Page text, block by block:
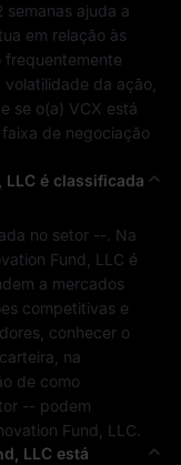
semanas ajuda a
em relação às
frequentemente
da ação,
se o(a) VCX está
de negociação
LLCé classificada
no setor -- . Na
Fund, LLC é
a mercados
competitivas e
conhecer o
na
de como
-- podem
Fund, LLC
LLCestá